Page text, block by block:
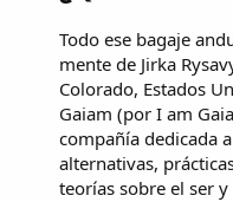
Todo ese bagaje
mente de Jirka
Colorado, Estados
Gaiam (por I am
compañía dedicada
alternativas,
teorías sobre el ser